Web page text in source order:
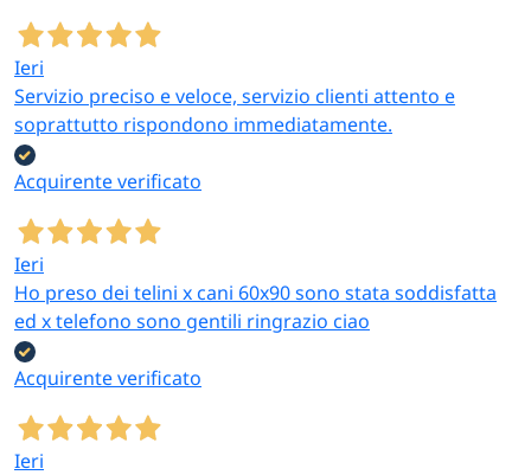
Ieri
Servizio preciso e veloce, servizio clienti attento e
soprattutto rispondono immediatamente.
Acquirente verificato
Ieri
Ho preso dei telini x cani 60x90 sono stata soddisfatta
ed x telefono sono gentili ringrazio ciao
Acquirente verificato
Ieri